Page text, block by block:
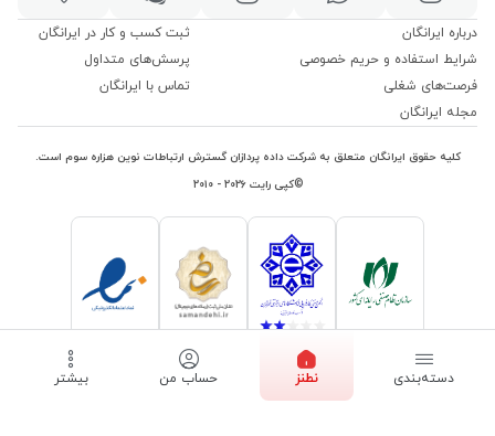
درباره ایرانگان
شرایط استفاده و حریم خصوصی
فرصت‌های شغلی
مجله ایرانگان
ثبت کسب و کار در ایرانگان
پرسش‌های متداول
تماس با ایرانگان
کلیه حقوق ایرانگان متعلق به شرکت داده پردازان گسترش ارتباطات نوین هزاره سوم است.
©کپی رایت ۲۰۲۶ - ۲۰۱۰
دسته‌بندی نطنز حساب من بیشتر